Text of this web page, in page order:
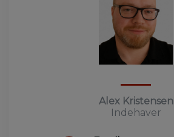
Alex Kristensen
Indehaver